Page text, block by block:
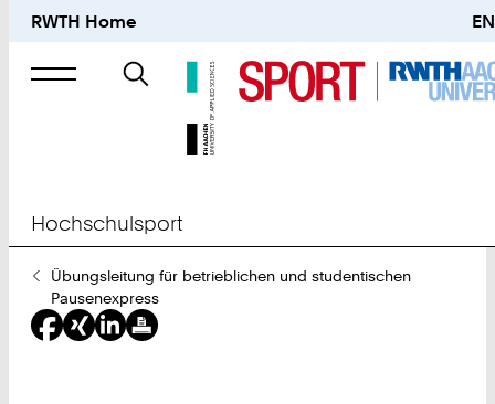
RWTH Home EN
Suche
nach
Hochschulsport
Sie
sind
hier:
Übungsleitung für betrieblichen und studentischen
Pausenexpress